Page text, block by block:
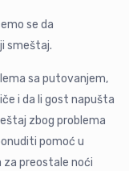
se da
smeštaj.
sa putovanjem,
i da li gost napušta
zbog problema
pomoć u
za preostale noći